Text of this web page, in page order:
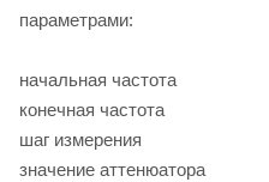
параметрами:
начальная частота
конечная частота
шаг измерения
значение аттенюатора